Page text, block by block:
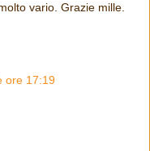
vario. Grazie mille.
ore 17:19